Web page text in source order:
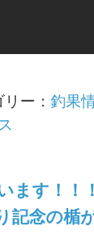
ー： 釣果
ます！！
記念の楯